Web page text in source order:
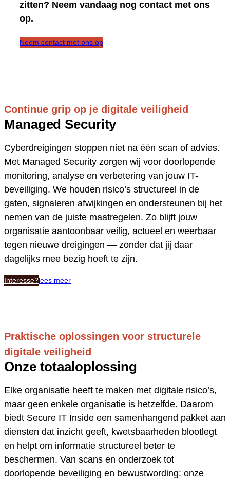
zitten? Neem vandaag nog contact met ons
op.
Neem contact met ons op
Continue grip op je digitale veiligheid
Managed Security
Cyberdreigingen stoppen niet na één scan of advies.
Met Managed Security zorgen wij voor doorlopende
monitoring, analyse en verbetering van jouw IT-
beveiliging. We houden risico’s structureel in de
gaten, signaleren afwijkingen en ondersteunen bij het
nemen van de juiste maatregelen. Zo blijft jouw
organisatie aantoonbaar veilig, actueel en weerbaar
tegen nieuwe dreigingen — zonder dat jij daar
dagelijks mee bezig hoeft te zijn.
Interesse?lees meer
Praktische oplossingen voor structurele
digitale veiligheid
Onze totaaloplossing
Elke organisatie heeft te maken met digitale risico’s,
maar geen enkele organisatie is hetzelfde. Daarom
biedt Secure IT Inside een samenhangend pakket aan
diensten dat inzicht geeft, kwetsbaarheden blootlegt
en helpt om informatie structureel beter te
beschermen. Van scans en onderzoek tot
doorlopende beveiliging en bewustwording: onze